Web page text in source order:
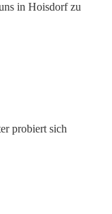
in Hoisdorf zu
probiert sich